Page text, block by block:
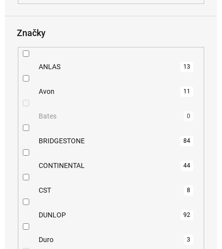
Značky
ANLAS 13
Avon 11
Bates 0
BRIDGESTONE 84
CONTINENTAL 44
CST 8
DUNLOP 92
Duro 3